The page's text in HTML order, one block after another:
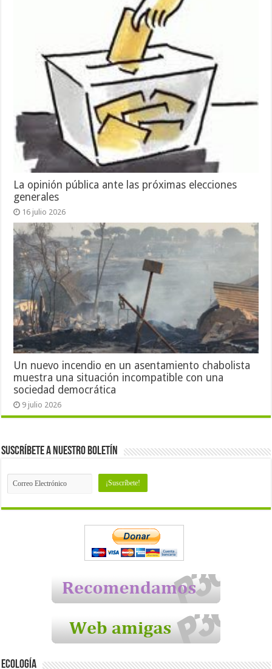
La opinión pública ante las próximas elecciones
generales
16 julio 2026
Un nuevo incendio en un asentamiento chabolista
muestra una situación incompatible con una
sociedad democrática
9 julio 2026
Suscríbete a nuestro Boletín
Ecología